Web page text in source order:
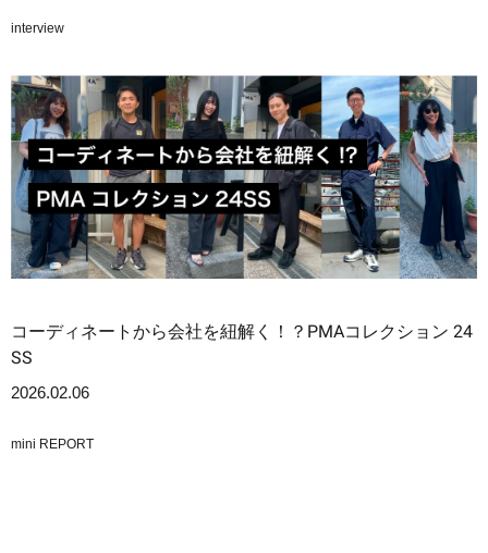
interview
コーディネートから会社を紐解く！？PMAコレクション 24
SS
2026.02.06
mini REPORT